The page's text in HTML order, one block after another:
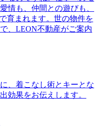
情も、仲間との遊びも、
育まれます。世の物件を
、LEON不動産がご案内
、着こなし術とキーとな
効果をお伝えします。